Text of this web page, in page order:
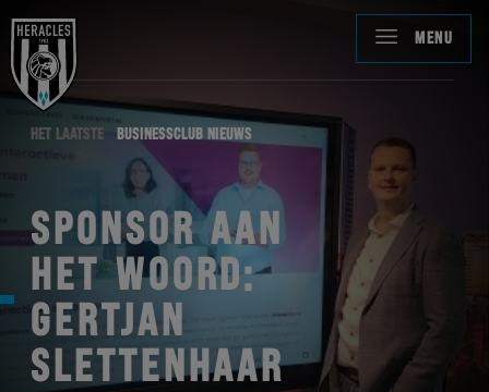
MENU
HET LAATSTE BUSINESSCLUB NIEUWS
SPONSOR AAN
HET WOORD:
GERTJAN
SLETTENHAAR